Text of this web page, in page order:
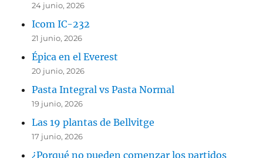
24 junio, 2026
Icom IC-232
21 junio, 2026
Épica en el Everest
20 junio, 2026
Pasta Integral vs Pasta Normal
19 junio, 2026
Las 19 plantas de Bellvitge
17 junio, 2026
¿Porqué no pueden comenzar los partidos